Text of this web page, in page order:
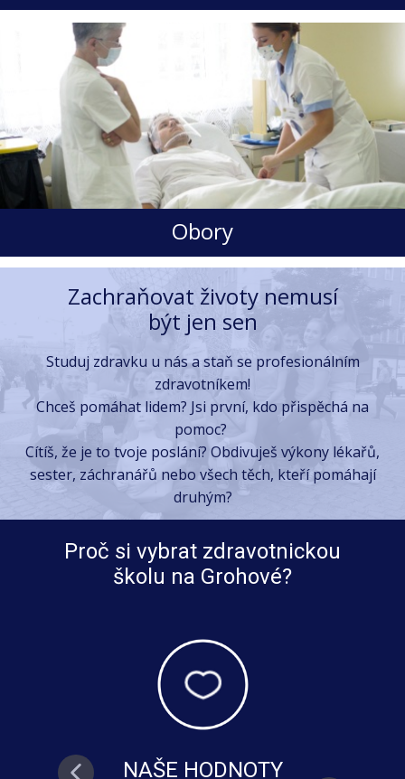
Obory
Zachraňovat životy nemusí
být jen sen
Studuj zdravku u nás a staň se profesionálním
zdravotníkem!
Chceš pomáhat lidem? Jsi první, kdo přispěchá na
pomoc?
Cítíš, že je to tvoje poslání? Obdivuješ výkony lékařů,
sester, záchranářů nebo všech těch, kteří pomáhají
druhým?
Proč si vybrat zdravotnickou
školu na Grohové?
NAŠE HODNOTY